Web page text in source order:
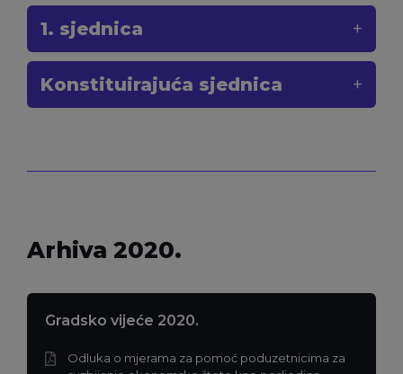
1. sjednica
Konstituirajuća sjednica
Arhiva 2020.
Gradsko vijeće 2020.
Odluka o mjerama za pomoć poduzetnicima za